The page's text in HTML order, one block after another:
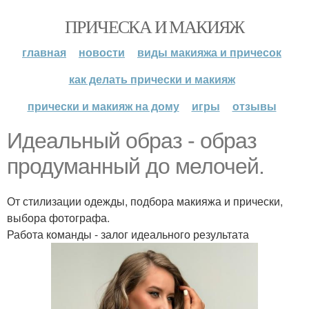
ПРИЧЕСКА И МАКИЯЖ
главная новости
виды макияжа и причесок
как делать прически и макияж
прически и макияж на дому
игры отзывы
Идеальный образ - образ
продуманный до мелочей.
От стилизации одежды, подбора макияжа и прически,
выбора фотографа.
Работа команды - залог идеального результата